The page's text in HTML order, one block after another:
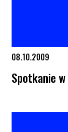
08.10.2009
Spotkanie